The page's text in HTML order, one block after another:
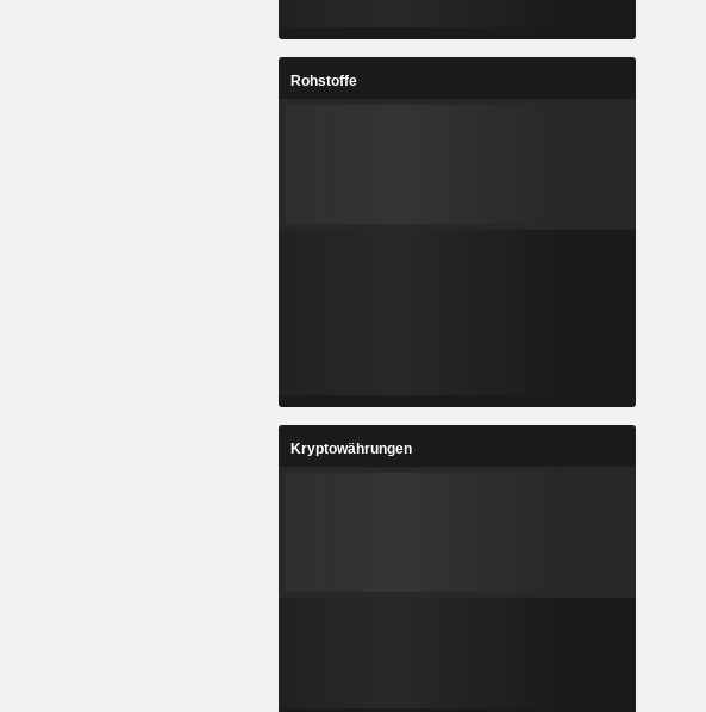
Rohstoffe
Kryptowährungen